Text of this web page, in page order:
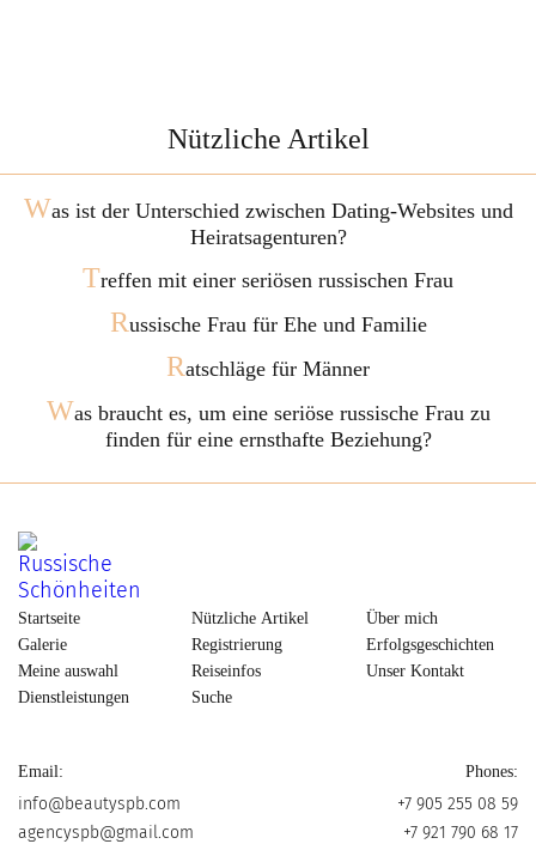
Nützliche Artikel
Was ist der Unterschied zwischen Dating-Websites und
Heiratsagenturen?
Treffen mit einer seriösen russischen Frau
Russische Frau für Ehe und Familie
Ratschläge für Männer
Was braucht es, um eine seriöse russische Frau zu
finden für eine ernsthafte Beziehung?
Startseite
Galerie
Meine auswahl
Dienstleistungen
Nützliche Artikel
Registrierung
Reiseinfos
Suche
Über mich
Erfolgsgeschichten
Unser Kontakt
Email:
info@beautyspb.com
agencyspb@gmail.com
Phones:
+7 905 255 08 59
+7 921 790 68 17